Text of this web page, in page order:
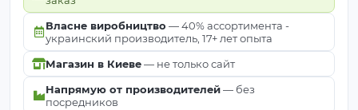
Власне виробництво — 40% ассортимента -
украинский производитель, 17+ лет опыта
Магазин в Киеве— не только сайт
Напрямую от производителей— без
посредников